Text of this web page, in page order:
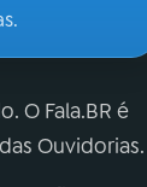
O Fala.BR é
Ouvidorias.